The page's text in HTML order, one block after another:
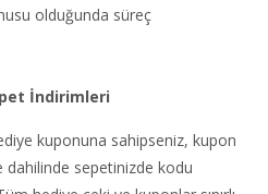
olduğunda süreç
İndirimleri
kuponuna sahipseniz, kupon
sepetinizde kodu